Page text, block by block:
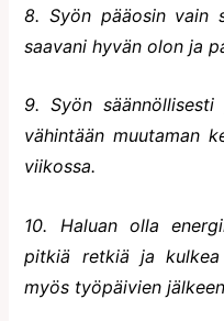
8. Syön pääosin vain
saavani hyvän olon ja
9. Syön
vähintään muutaman
viikossa.
10. Haluan olla
pitkiä retkiä ja kulkea
myös työpäivien